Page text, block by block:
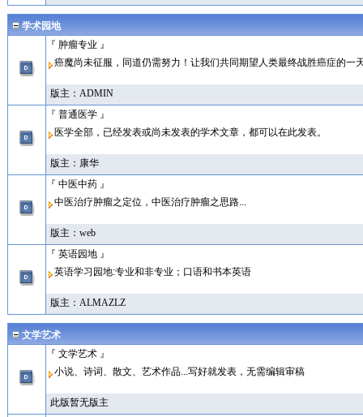
学术园地
『 肿瘤专业 』
癌魔尚未征服，同道仍需努力！让我们共同期望人类最终战胜癌症的一
版主： ADMIN
『 普通医学 』
医学全部，已经发表或尚未发表的学术文章，都可以在此发表。
版主： 康华
『 中医中药 』
中医治疗肿瘤之定位，中医治疗肿瘤之思路...
版主： web
『 英语园地 』
英语学习园地:专业和非专业；口语和书本英语
版主： ALMAZLZ
文学艺术
『 文学艺术 』
小说、诗词、散文、艺术作品...写好就发表，无需编辑审稿
此版暂无版主